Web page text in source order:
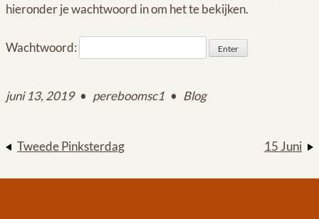
hieronder je wachtwoord in om het te bekijken.
Wachtwoord:
juni 13, 2019 • pereboomsc1 • Blog
Tweede Pinksterdag 15 Juni